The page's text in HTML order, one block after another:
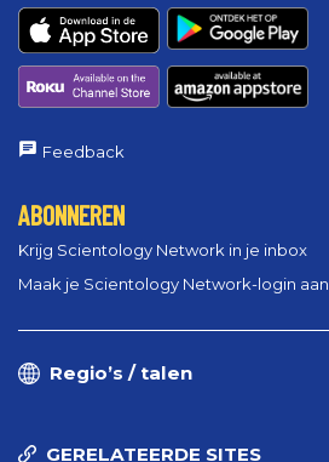
Feedback
ABONNEREN
Krijg Scientology Network in je inbox
Maak je Scientology Network-login aan
Regio’s / talen
GERELATEERDE SITES